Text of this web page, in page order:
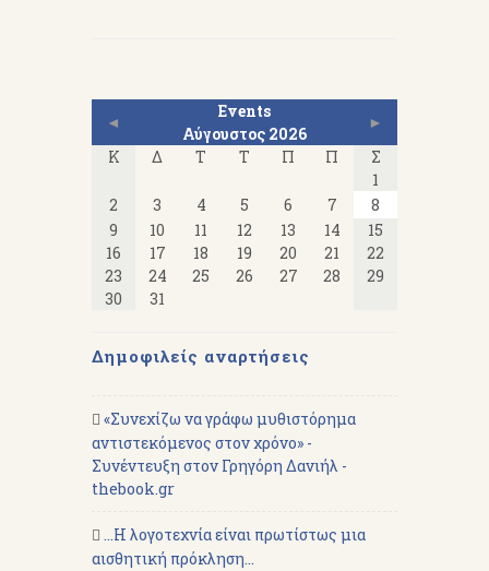
◄
Events
Αύγουστος 2026
►
Κ
Δ Τ Τ Π Π
Σ
1
2
3 4 5 6 7
8
9
10 11 12 13 14
15
16
17 18 19 20 21
22
23
24 25 26 27 28
29
30
31
Δημοφιλείς αναρτήσεις
«Συνεχίζω να γράφω μυθιστόρημα
αντιστεκόμενος στον χρόνο» -
Συνέντευξη στον Γρηγόρη Δανιήλ -
thebook.gr
...Η λογοτεχνία είναι πρωτίστως μια
αισθητική πρόκληση...